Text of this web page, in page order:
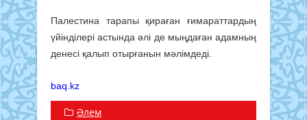
Палестина тарапы қираған ғимараттардың
үйінділері астында әлі де мыңдаған адамның
денесі қалып отырғанын мәлімдеді.
baq.kz
Әлем